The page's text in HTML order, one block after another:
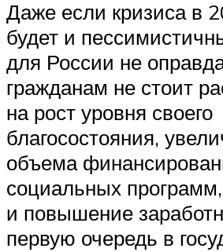
Даже если кризиса в
будет и
для России не
гражданам не стоит
на рост уровня своего
благосостояния,
объема
социальных
и повышение
первую очередь в